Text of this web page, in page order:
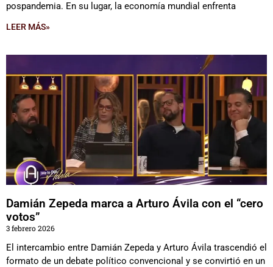
pospandemia. En su lugar, la economía mundial enfrenta
LEER MÁS»
Damián Zepeda marca a Arturo Ávila con el “cero
votos”
3 febrero 2026
El intercambio entre Damián Zepeda y Arturo Ávila trascendió el
formato de un debate político convencional y se convirtió en un